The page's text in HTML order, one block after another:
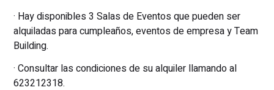
· Hay disponibles 3 Salas de Eventos que pueden ser
alquiladas para cumpleaños, eventos de empresa y Team
Building.
· Consultar las condiciones de su alquiler llamando al
623212318.